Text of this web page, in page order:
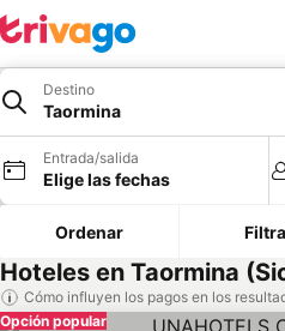
Destino
Taormina
Entrada/salida
Elige las fechas
Ordenar
Hoteles en Taormina
Cómo influyen los pagos en los
Opción popular